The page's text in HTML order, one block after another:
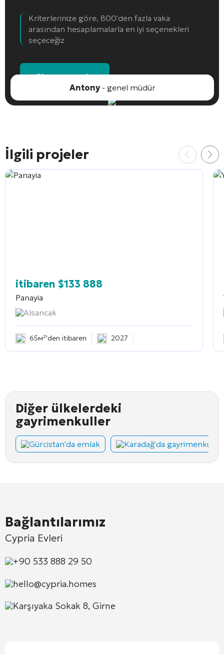
Kriterlerinize göre, 800'den fazla vaka
arasından hesaplamalarla en iyi seçenekleri
seçeceğiz
Bir nesne seçin
Antony- genel müdür
İlgili projeler
itibaren $133 888
Panayia
Alsancak
65м²'den itibaren 2027
Diğer ülkelerdeki
gayrimenkuller
Gürcistan'da emlak Karadağ'da gayrimenkul
Bağlantılarımız
Cypria Evleri
+90 533 888 29 50
hello@cypria.homes
Karşıyaka Sokak 8, Girne